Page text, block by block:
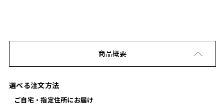
商品概要
選べる注文方法
ご自宅・指定住所にお届け